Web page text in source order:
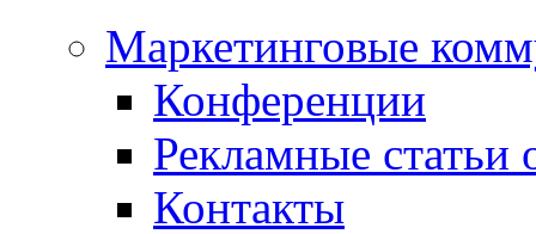
Маркетинговые
Конференции
Рекламные статьи
Контакты